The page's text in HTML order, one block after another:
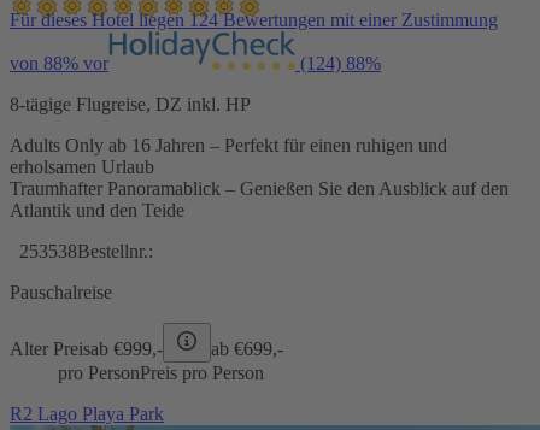
Für dieses Hotel liegen 124 Bewertungen mit einer Zustimmung
von 88% vor (124) 88%
8-tägige Flugreise, DZ inkl. HP
Adults Only ab 16 Jahren – Perfekt für einen ruhigen und
erholsamen Urlaub
Traumhafter Panoramablick – Genießen Sie den Ausblick auf den
Atlantik und den Teide
253538Bestellnr.:
Pauschalreise
Alter Preisab €999,- ab €699,-
pro PersonPreis pro Person
R2 Lago Playa Park